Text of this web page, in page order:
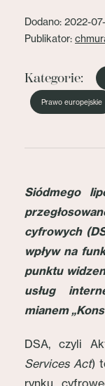
Dodano: 2022-
Publikator:
Kategorie:
Prawo europejskie
Siódmego
cyfrowych
wpływ na
punktu
usług
mianem
DSA, czyli
Services Act)
rynku